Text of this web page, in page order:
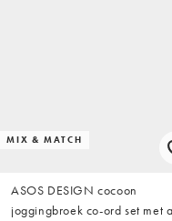
MIX & MATCH
ASOS DESIGN cocoon
joggingbroek co-ord set met